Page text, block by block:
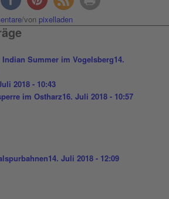
/von pixelladen
Summer im Vogelsberg14.
2018 - 10:43
im Ostharz16. Juli 2018 - 10:57
14. Juli 2018 - 12:09